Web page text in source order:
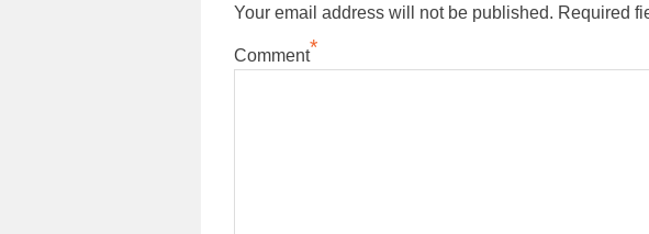
Your email address will not be published. Required
Comment*